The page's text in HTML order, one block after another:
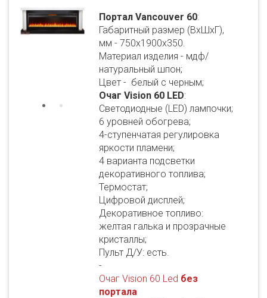
Портал Vancouver 60:
Габаритный размер (ВхШхГ),
мм - 750х1900х350.
Материал изделия - мдф/
натуральный шпон;
Цвет - белый с черным;
Очаг Vision 60 LED:
Светодиодные (LED) лампочки;
6 уровней обогрева;
4-ступенчатая регулировка
яркости пламени;
4 варианта подсветки
декоративного топлива;
Термостат;
Цифровой дисплей;
Декоративное топливо:
желтая галька и прозрачные
кристаллы;
Пульт Д/У: есть.
-
Очаг Vision 60 Led без
портала